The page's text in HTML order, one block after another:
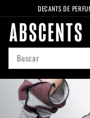
directamente
contenido
DECANTS DE
A
B
S
C
E
Search